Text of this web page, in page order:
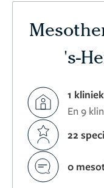
's-
1
En 9
22
0